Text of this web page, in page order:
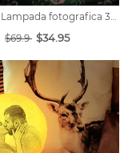
2 colori -Lampada fotografica 3d personalizzata
$69.9 $34.95